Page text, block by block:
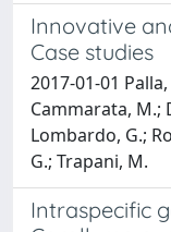
Innovative
Case studies
2017-01-01
Cammarata, M.;
Lombardo, G.;
G.; Trapani, M.
Intraspecific